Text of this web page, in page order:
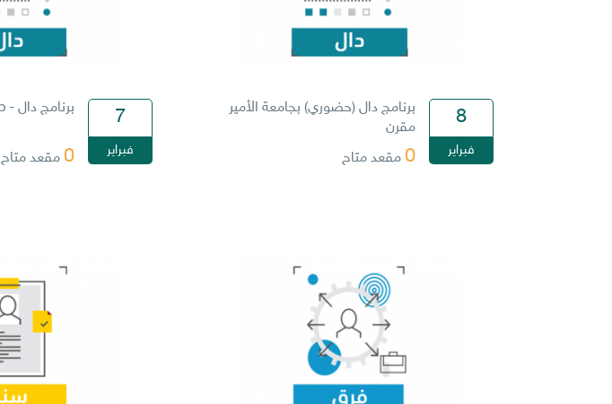
8
فبراير
برنامج دال (حضوري) بجامعة الأمير
مقرن
0 مقعد متاح
7
فبراير
برنامج دال - Online Workshop
0 مقعد متاح